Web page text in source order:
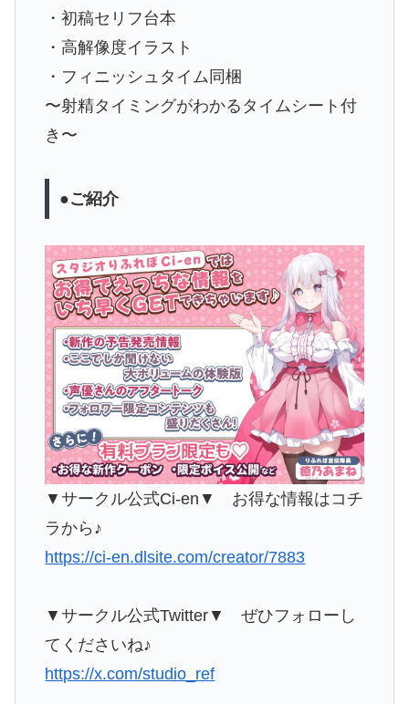
・初稿セリフ台本
・高解像度イラスト
・フィニッシュタイム同梱
〜射精タイミングがわかるタイムシート付
き〜
●ご紹介
▼サークル公式Ci-en▼ お得な情報はコチ
ラから♪
https://ci-en.dlsite.com/creator/7883
▼サークル公式Twitter▼ ぜひフォローし
てくださいね♪
https://x.com/studio_ref